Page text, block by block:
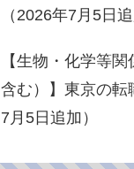
（2026年7月5日追
【生物・化学等
含む）】東京の転
7月5日追加）